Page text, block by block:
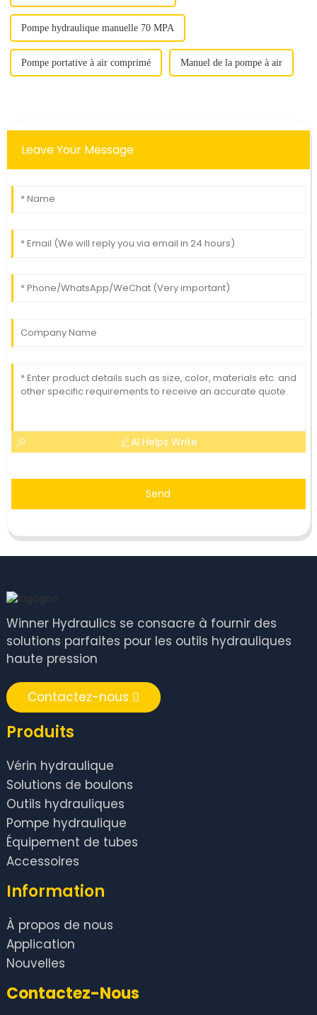
Pompe hydraulique manuelle 70 MPA
Pompe portative à air comprimé Manuel de la pompe à air
Leave Your Message
AI Helps Write
Send
Winner Hydraulics se consacre à fournir des
solutions parfaites pour les outils hydrauliques
haute pression
Contactez-nous
Produits
Vérin hydraulique
Solutions de boulons
Outils hydrauliques
Pompe hydraulique
Équipement de tubes
Accessoires
Information
À propos de nous
Application
Nouvelles
Contactez-Nous